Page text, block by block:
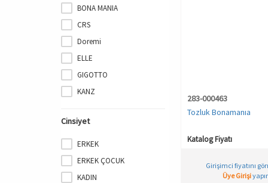
Dudak Parlatıcısı
ERKEK
ERKEK PARFÜM
EV BAKIMI & TEMİZLİK
FANTEZİ GİYİM
Fondöten
GECELİK
KADIN
KADIN PARFÜM
KÜLOT & BOXER
BONA MANIA
CRS
Doremi
ELLE
GIGOTTO
KANZ
MioFit
Miorre
PHEVOS
Pierre Cardin
Cinsiyet
ERKEK
ERKEK ÇOCUK
KADIN
283-000463
Tozluk Bonamanıa
Katalog Fiyatı
Girişimci fiyatını
Üye Girişi